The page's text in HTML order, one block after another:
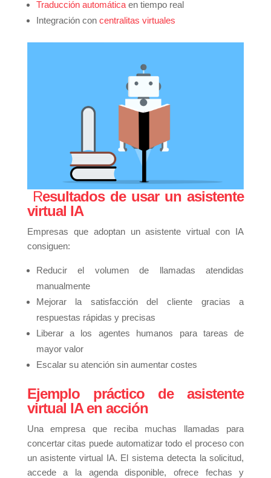
Traducción automáticaen tiempo real
Integración concentralitas virtuales
Resultados de usar un asistente
virtual IA
Empresas que adoptan un asistente virtual con IA
consiguen:
Reducir el volumen de llamadas atendidas
manualmente
Mejorar la satisfacción del cliente gracias a
respuestas rápidas y precisas
Liberar a los agentes humanos para tareas de
mayor valor
Escalar su atención sin aumentar costes
Ejemplo práctico de asistente
virtual IA en acción
Una empresa que reciba muchas llamadas para
concertar citas puede automatizar todo el proceso con
un asistente virtual IA. El sistema detecta la solicitud,
accede a la agenda disponible, ofrece fechas y